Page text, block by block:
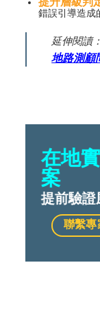
錯誤引導造成
延伸閱讀
地路測顧
在地
案
提前驗證
聯繫專